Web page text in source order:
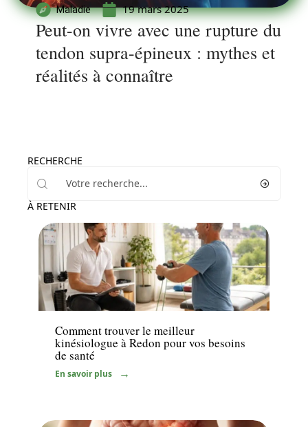
Maladie 19 mars 2025
Peut-on vivre avec une rupture du
tendon supra-épineux : mythes et
réalités à connaître
RECHERCHE
À RETENIR
Santé
Comment trouver le meilleur
kinésiologue à Redon pour vos besoins
de santé
En savoir plus